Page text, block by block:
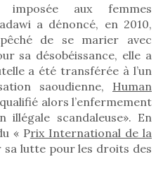
aux femmes
a dénoncé, en 2010,
de se marier avec
sa désobéissance, elle a
a été transférée à l’un
saoudienne, Human
alors l’enfermement
scandaleuse». En
« Prix International de la
sa lutte pour les droits des